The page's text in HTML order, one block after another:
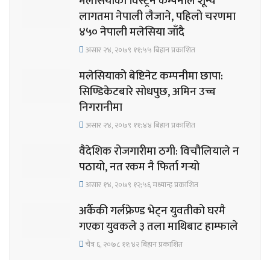
लागतमा नेपाली लैजाने, पहिलो चरणमा
४५० नेपाली मलेसिया जाँदै
असार २४, २०७९ ११;५५ बिहान प्रकाशित
मलेसियाको बेष्टिनेट कम्पनीमा छापा:
सिण्डिकेटबारे सोधपुछ, अमिन उच्च
निगरानीमा
असार २४, २०७९ ११;४४ बिहान प्रकाशित
वैदेशिक रोजगारीमा ठगी: विचौलियाले न
पठायो, नत रकम नै फिर्ता गर्‍यो
असार १४, २०७९ १२;५६ मध्यान्ह प्रकाशित
अर्कैकी गर्लफ्रेण्ड भेट्न युवतीको घरमै
गएका युवकले ३ तला माथिबाट हाम्फाले
चैत्र ६, २०७८ ११;४२ बिहान प्रकाशित